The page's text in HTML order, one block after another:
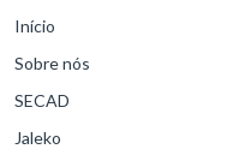
Início
Sobre nós
SECAD
Jaleko